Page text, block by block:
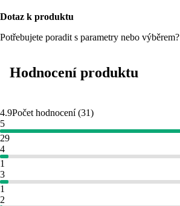
Dotaz k produktu
Potřebujete poradit s parametry nebo výběrem?
Hodnocení produktu
4.9Počet hodnocení(31)
5
29
4
1
3
1
2